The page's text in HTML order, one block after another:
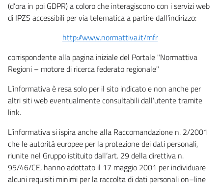
(d’ora in poi GDPR) a coloro che interagiscono con i servizi web
di IPZS accessibili per via telematica a partire dall’indirizzo:
http://www.normattiva.it/mfr
corrispondente alla pagina iniziale del Portale "Normattiva
Regioni – motore di ricerca federato regionale"
L’informativa è resa solo per il sito indicato e non anche per
altri siti web eventualmente consultabili dall’utente tramite
link.
L’informativa si ispira anche alla Raccomandazione n. 2/2001
che le autorità europee per la protezione dei dati personali,
riunite nel Gruppo istituito dall’art. 29 della direttiva n.
95/46/CE, hanno adottato il 17 maggio 2001 per individuare
alcuni requisiti minimi per la raccolta di dati personali on–line